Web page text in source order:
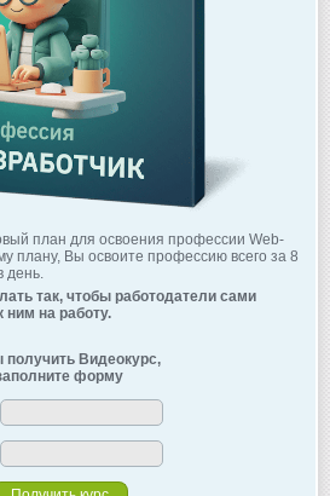
план для освоения профессии Web-
плану, Вы освоите профессию всего за 8
день.
так, чтобы работодатели сами
ним на работу.
получить Видеокурс,
форму